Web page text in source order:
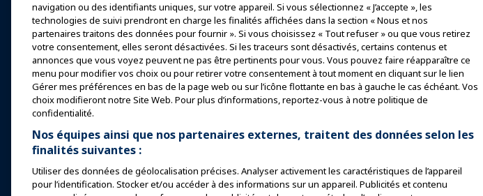
Expo Asie
Expo Moyen-Orient
Événements à venir
Parler lors d'une
exposition ou d'un
événement
un événement
Organiser un événement
IAAPA
Numéros précédents
Écrire pour Funworld
commun
Certification
Programmes de la
Fondation IAAPA
Explore
Directives de sécurité
Ressources en matière de
sécurité
Ressources en matière de
sécurité
et la sûreté
Institut de sécurité
navigation ou des identifiants uniques, sur votre appareil. Si vous sélectionnez « J’accepte », les
technologies de suivi prendront en charge les finalités affichées dans la section « Nous et nos
partenaires traitons des données pour fournir ». Si vous choisissez « Tout refuser » ou que vous retirez
votre consentement, elles seront désactivées. Si les traceurs sont désactivés, certains contenus et
annonces que vous voyez peuvent ne pas être pertinents pour vous. Vous pouvez faire réapparaître ce
menu pour modifier vos choix ou pour retirer votre consentement à tout moment en cliquant sur le lien
Gérer mes préférences en bas de la page web ou sur l’icône flottante en bas à gauche le cas échéant. Vos
choix modifieront notre Site Web. Pour plus d’informations, reportez-vous à notre politique de
confidentialité.
Nos équipes ainsi que nos partenaires externes, traitent des données selon les
finalités suivantes :
Utiliser des données de géolocalisation précises. Analyser activement les caractéristiques de l’appareil
pour l’identification. Stocker et/ou accéder à des informations sur un appareil. Publicités et contenu